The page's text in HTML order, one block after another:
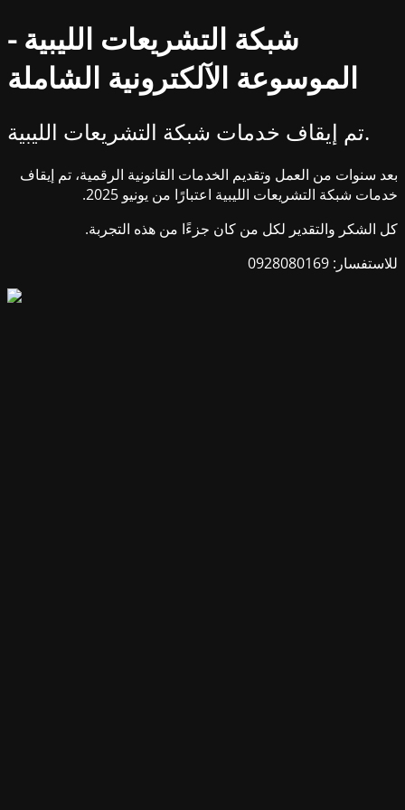
شبكة التشريعات الليبية -
الموسوعة الآلكترونية الشاملة
تم إيقاف خدمات شبكة التشريعات الليبية.
بعد سنوات من العمل وتقديم الخدمات القانونية الرقمية، تم إيقاف
خدمات شبكة التشريعات الليبية اعتبارًا من يونيو 2025.
كل الشكر والتقدير لكل من كان جزءًا من هذه التجربة.
للاستفسار: 0928080169